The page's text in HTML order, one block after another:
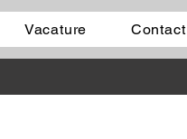
Vacature Contact